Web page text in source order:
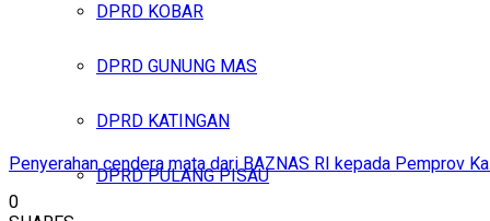
DPRD KOBAR
DPRD GUNUNG MAS
DPRD KATINGAN
DPRD PULANG PISAU
Penyerahan cendera mata dari BAZNAS RI kepada Pemprov
0